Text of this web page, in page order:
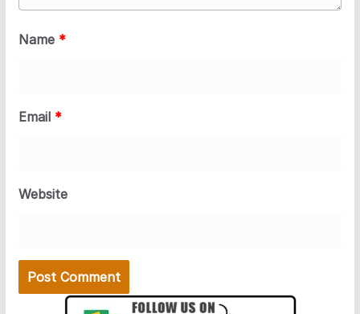
Name *
Email *
Website